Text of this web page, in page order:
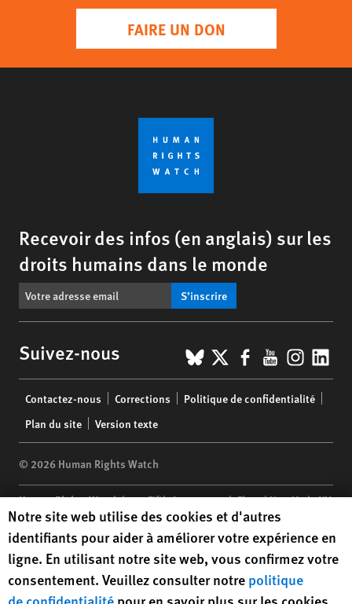
FAIRE UN DON
Recevoir des infos (en anglais) sur les
droits humains dans le monde
S’inscrire
Suivez-nous BlueSky
X Facebook
YouTube
menu
Contactez-nous Corrections
Politique de confidentialité
Plan du site
Version texte
© 2026 Human Rights Watch
Human Rights Watch| 350 Fifth Avenue, 34th Floor | New York,NY
10118-3299USA |t1.212.290.4700
Human Rights Watchis a 501(C)(3) nonprofit registered in the US
under EIN: 13-2875808
Human Rights Watch cookie preferences
Notre site web utilise des cookies et d'autres
identifiants pour aider à améliorer votre expérience en
ligne. En utilisant notre site web, vous confirmez votre
consentement. Veuillez consulter notre politique